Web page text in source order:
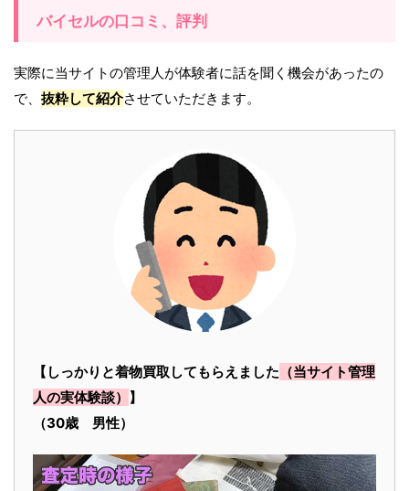
バイセルの口コミ、評判
実際に当サイトの管理人が体験者に話を聞く機会があったの
で、 抜粋して紹介させていただきます。
【しっかりと着物買取してもらえました （当サイト管理
人の実体験談） 】
（30歳 男性）